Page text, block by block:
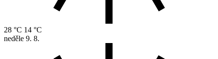
28 °C 14 °C
neděle 9. 8.